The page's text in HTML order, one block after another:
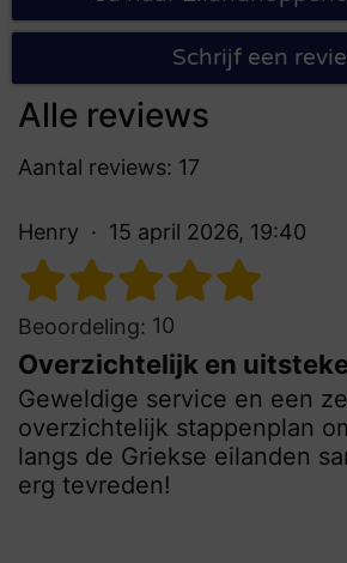
Schrijf een
Alle reviews
Aantal reviews: 17
Henry 15 april 2026, 19:40
Beoordeling: 10
Overzichtelijk en
Geweldige service en een
overzichtelijk stappenplan
langs de Griekse eilanden
erg tevreden!